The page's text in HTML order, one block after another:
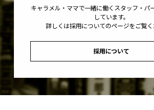
キャラメル・ママで一緒に働くスタッフ・パ
しています。
詳しくは採用についてのページをご覧く
採用について